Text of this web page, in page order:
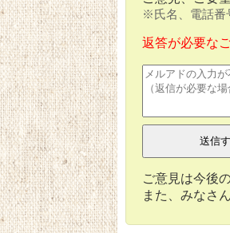
※氏名、電話番
返答が必要な
ご意見は今後
また、みなさ